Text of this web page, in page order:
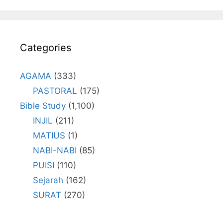
Categories
AGAMA (333)
PASTORAL (175)
Bible Study (1,100)
INJIL (211)
MATIUS (1)
NABI-NABI (85)
PUISI (110)
Sejarah (162)
SURAT (270)